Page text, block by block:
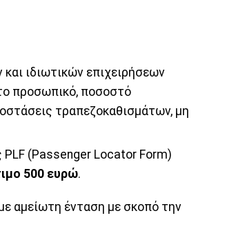
ιδιωτικών επιχειρήσεων
προσωπικό, ποσοστό
τραπεζοκαθισμάτων, μη
(Passenger Locator Form)
500 ευρώ.
αμείωτη ένταση με σκοπό την